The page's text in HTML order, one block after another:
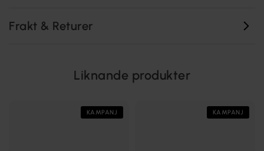
Frakt & Returer
Liknande produkter
KAMPANJ KAMPANJ